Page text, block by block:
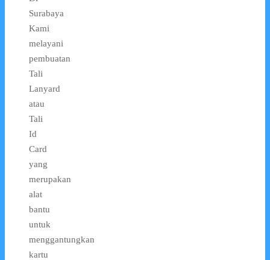
Surabaya
Kami
melayani
pembuatan
Tali
Lanyard
atau
Tali
Id
Card
yang
merupakan
alat
bantu
untuk
menggantungkan
kartu